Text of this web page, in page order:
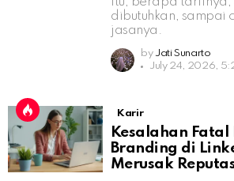
dibutuhkan, sampai
jasanya.
by Jati Sunarto
July 24, 2026,
Karir
Kesalahan Fatal
Branding di
Merusak